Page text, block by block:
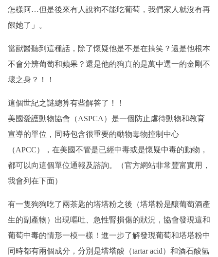
怎樣阿…但是後來有人說狗不能吃葡萄，我們家人就沒有再
餵她了」。
當獸醫聽到這種話，除了懷疑他是不是在搞笑？還是他根本
不會分辨葡萄和蘋果？還是他的狗真的是萬中選一的金剛不
壞之身？！！
這個世紀之謎總算有些解答了！！
美國愛護動物協會（ASPCA）是一個防止虐待動物和教育
宣導的單位，同時包含很重要的動物毒物控制中心
（APCC），在美國不管是已經中毒或是懷疑中毒的動物，
都可以向這個單位通報及諮詢。（官方網站非常豐富實用，
我會列在下面）
有一隻狗狗吃了兩茶匙的塔塔粉之後（塔塔粉是釀葡萄酒產
生的副產物）出現嘔吐、急性腎損傷的狀況，協會發現這和
葡萄中毒的情形一模一樣！進一步了解發現葡萄和塔塔粉中
同時都有兩個成分，分別是塔塔酸（tartar acid）和酒石酸氫